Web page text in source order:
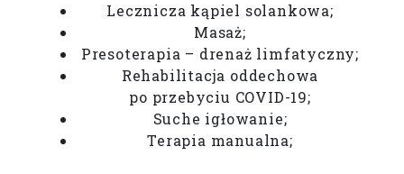
Lecznicza kąpiel solankowa;
Masaż;
Presoterapia – drenaż limfatyczny;
Rehabilitacja oddechowa
po przebyciu COVID-19;
Suche igłowanie;
Terapia manualna;